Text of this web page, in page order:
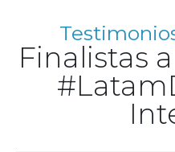
Finalistas